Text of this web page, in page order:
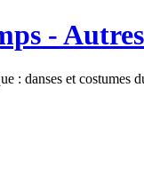
-
: danses et costumes